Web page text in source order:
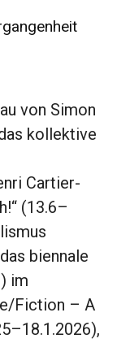
von Simon
kollektive
Cartier-
(13.6–
biennale
im
Fiction – A